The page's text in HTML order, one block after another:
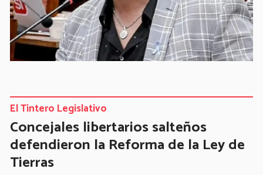
Concejales libertarios salteños
defendieron la Reforma de la Ley de
Tierras
El Tintero Legislativo